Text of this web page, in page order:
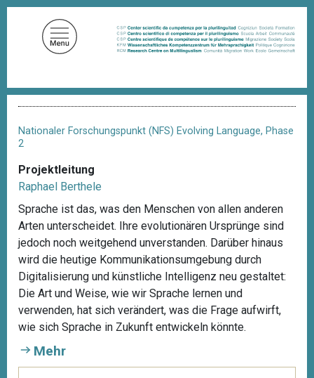
D
a
a
v
i
a
t
i
o
n
Nationaler Forschungspunkt (NFS) Evolving Language, Phase
2
Projektleitung
Raphael Berthele
Sprache ist das, was den Menschen von allen anderen
Arten unterscheidet. Ihre evolutionären Ursprünge sind
jedoch noch weitgehend unverstanden. Darüber hinaus
wird die heutige Kommunikationsumgebung durch
Digitalisierung und künstliche Intelligenz neu gestaltet:
Die Art und Weise, wie wir Sprache lernen und
verwenden, hat sich verändert, was die Frage aufwirft,
wie sich Sprache in Zukunft entwickeln könnte.
Mehr